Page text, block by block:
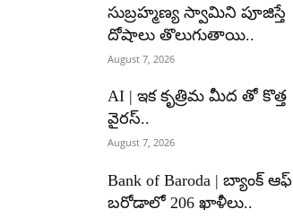
సుబ్రహ్మణ్య స్వామిని పూజిస్తే
దోషాలు తొలుగుతాయి..
August 7, 2026
AI | ఇక కృత్రిమ మీద తో కొత్త
వైరస్..
August 7, 2026
Bank of Baroda | బ్యాంక్‌ ఆఫ్‌
బరోడాలో 206 ఖాళీలు..